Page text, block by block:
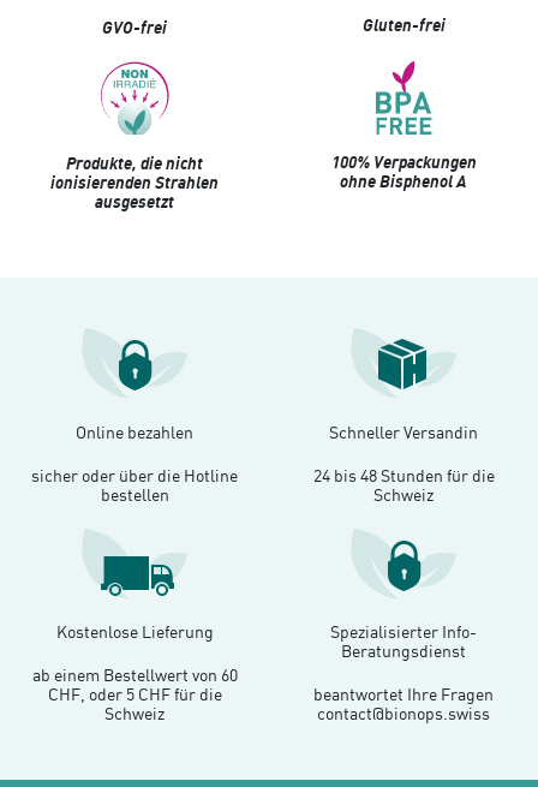
GVO-frei Gluten-frei
Produkte, die nicht
ionisierenden Strahlen
ausgesetzt
100% Verpackungen
ohne Bisphenol A
Online bezahlen
sicher oder über die Hotline
bestellen
Schneller Versandin
24 bis 48 Stunden für die
Schweiz
Kostenlose Lieferung
ab einem Bestellwert von 60
CHF, oder 5 CHF für die
Schweiz
Spezialisierter Info-
Beratungsdienst
beantwortet Ihre Fragen
contact@bionops.swiss